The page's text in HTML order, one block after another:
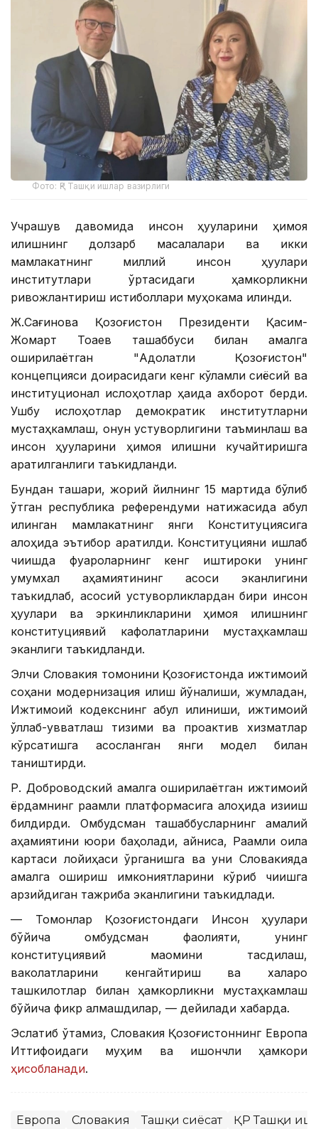
Фото: ҚР Ташқи ишлар вазирлиги
Учрашув давомида инсон ҳуқуқларини ҳимоя
қилишнинг долзарб масалалари ва икки
мамлакатнинг миллий инсон ҳуқуқлари
институтлари ўртасидаги ҳамкорликни
ривожлантириш истиқболлари муҳокама қилинди.
Ж.Сағинова Қозоғистон Президенти Қасим-
Жомарт Тоқаев ташаббуси билан амалга
оширилаётган "Адолатли Қозоғистон"
концепцияси доирасидаги кенг кўламли сиёсий ва
институционал ислоҳотлар ҳақида ахборот берди.
Ушбу ислоҳотлар демократик институтларни
мустаҳкамлаш, қонун устуворлигини таъминлаш ва
инсон ҳуқуқларини ҳимоя қилишни кучайтиришга
қаратилганлиги таъкидланди.
Бундан ташқари, жорий йилнинг 15 мартида бўлиб
ўтган республика референдуми натижасида қабул
қилинган мамлакатнинг янги Конституциясига
алоҳида эътибор қаратилди. Конституцияни ишлаб
чиқишда фуқароларнинг кенг иштироки унинг
умумхалқ аҳамиятининг асоси эканлигини
таъкидлаб, асосий устуворликлардан бири инсон
ҳуқуқлари ва эркинликларини ҳимоя қилишнинг
конституциявий кафолатларини мустаҳкамлаш
эканлиги таъкидланди.
Элчи Словакия томонини Қозоғистонда ижтимоий
соҳани модернизация қилиш йўналиши, жумладан,
Ижтимоий кодекснинг қабул қилиниши, ижтимоий
қўллаб-қувватлаш тизими ва проактив хизматлар
кўрсатишга асосланган янги модел билан
таништирди.
Р. Доброводский амалга оширилаётган ижтимоий
ёрдамнинг рақамли платформасига алоҳида қизиқиш
билдирди. Омбудсман ташаббусларнинг амалий
аҳамиятини юқори баҳолади, айниқса, Рақамли оила
картаси лойиҳаси ўрганишга ва уни Словакияда
амалга ошириш имкониятларини кўриб чиқишга
арзийдиган тажриба эканлигини таъкидлади.
— Томонлар Қозоғистондаги Инсон ҳуқуқлари
бўйича омбудсман фаолияти, унинг
конституциявий мақомини тасдиқлаш,
ваколатларини кенгайтириш ва халқаро
ташкилотлар билан ҳамкорликни мустаҳкамлаш
бўйича фикр алмашдилар, — дейилади хабарда.
Эслатиб ўтамиз, Словакия Қозоғистоннинг Европа
Иттифоқидаги муҳим ва ишончли ҳамкори
ҳисобланади.
Европа Словакия Ташқи сиёсат ҚР Ташқи